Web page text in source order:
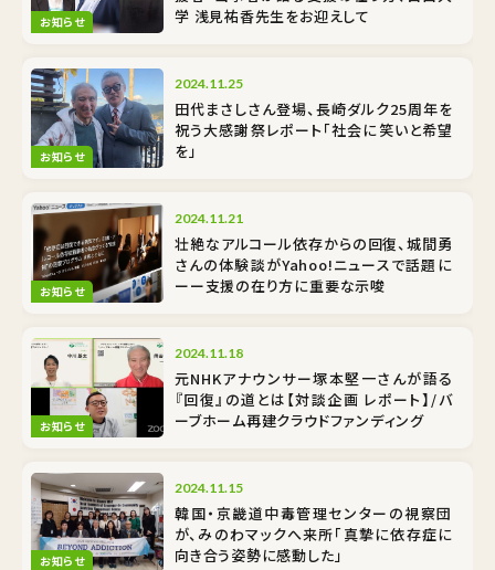
お知らせ
学 浅見祐香先生をお迎えして
お知らせ
2024.11.25
田代まさしさん登場、長崎ダルク25周年を
祝う大感謝祭レポート「社会に笑いと希望
を」
お知らせ
2024.11.21
壮絶なアルコール依存からの回復、城間勇
さんの体験談がYahoo!ニュースで話題に
ーー支援の在り方に重要な示唆
お知らせ
2024.11.18
元NHKアナウンサー塚本堅一さんが語る
『回復』の道とは【対談企画 レポート】/バ
ーブホーム再建クラウドファンディング
お知らせ
2024.11.15
韓国・京畿道中毒管理センターの視察団
が、みのわマックへ来所「真摯に依存症に
向き合う姿勢に感動した」